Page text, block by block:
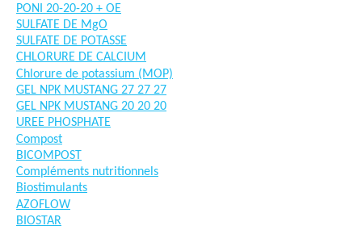
PONI 20-20-20 + OE
SULFATE DE MgO
SULFATE DE POTASSE
CHLORURE DE CALCIUM
Chlorure de potassium (MOP)
GEL NPK MUSTANG 27 27 27
GEL NPK MUSTANG 20 20 20
UREE PHOSPHATE
Compost
BICOMPOST
Compléments nutritionnels
Biostimulants
AZOFLOW
BIOSTAR